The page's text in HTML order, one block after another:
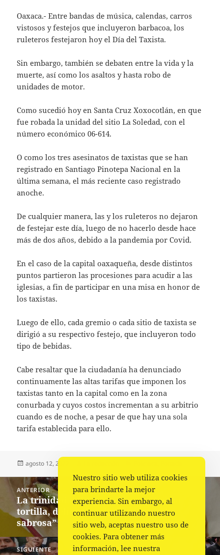
Oaxaca.- Entre bandas de música, calendas, carros
vistosos y festejos que incluyeron barbacoa, los
ruleteros festejaron hoy el Día del Taxista.
Sin embargo, también se debaten entre la vida y la
muerte, así como los asaltos y hasta robo de
unidades de motor.
Como sucedió hoy en Santa Cruz Xoxocotlán, en que
fue robada la unidad del sitio La Soledad, con el
número económico 06-614.
O como los tres asesinatos de taxistas que se han
registrado en Santiago Pinotepa Nacional en la
última semana, el más reciente caso registrado
anoche.
De cualquier manera, las y los ruleteros no dejaron
de festejar este día, luego de no hacerlo desde hace
más de dos años, debido a la pandemia por Covid.
En el caso de la capital oaxaqueña, desde distintos
puntos partieron las procesiones para acudir a las
iglesias, a fin de participar en una misa en honor de
los taxistas.
Luego de ello, cada gremio o cada sitio de taxista se
dirigió a su respectivo festejo, que incluyeron todo
tipo de bebidas.
Cabe resaltar que la ciudadanía ha denunciado
continuamente las altas tarifas que imponen los
taxistas tanto en la capital como en la zona
conurbada y cuyos costos incrementan a su arbitrio
cuando es de noche, a pesar de que hay una sola
tarifa establecida para ello.
Publicado
agosto 12, 2022
Navegación
entradas
ANTERIOR
Entrada
anterior:
La trinidad del taco perfecto: “Buena
tortilla, delicioso relleno y una salsa
sabrosa”
SIGUIENTE
Nuestro sitio web utiliza cookies
para brindarte la mejor
experiencia. Sin embargo, al
continuar utilizando nuestro
sitio web, aceptas nuestro uso de
cookies. Para obtener más
información, lee nuestra